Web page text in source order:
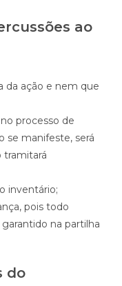
ao
da ação e nem que
processo de
se manifeste, será
tramitará
inventário;
pois todo
na partilha
do